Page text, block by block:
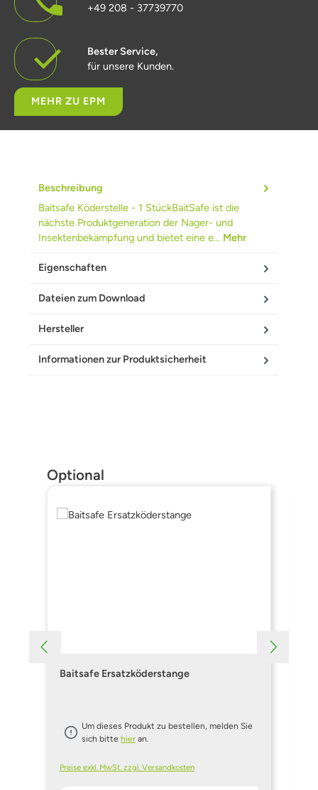
+49 208 - 37739770
Bester Service,
für unsere Kunden.
MEHR ZU EPM
Beschreibung
Baitsafe Köderstelle - 1 StückBaitSafe ist die
nächste Produktgeneration der Nager- und
Insektenbekämpfung und bietet eine e… Mehr
Eigenschaften
Dateien zum Download
Hersteller
Informationen zur Produktsicherheit
Produktgalerie überspringen
Optional
Baitsafe Ersatzköderstange
Um dieses Produkt zu bestellen, melden Sie
sich bitte hier an.
Preise exkl. MwSt. zzgl. Versandkosten